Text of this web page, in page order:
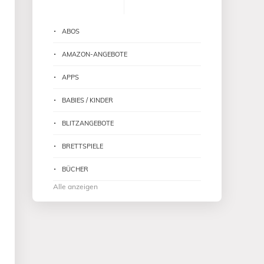
ABOS
AMAZON-ANGEBOTE
APPS
BABIES / KINDER
BLITZANGEBOTE
BRETTSPIELE
BÜCHER
Alle anzeigen